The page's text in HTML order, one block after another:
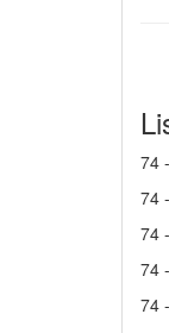
74 -
74 -
74 -
74 -
74 -